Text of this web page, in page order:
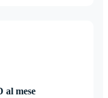
al mese